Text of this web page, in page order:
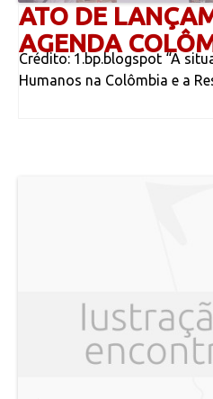
ATO DE
AGENDA
Crédito: 1.bp.blogspot “A
Humanos na Colômbia e a